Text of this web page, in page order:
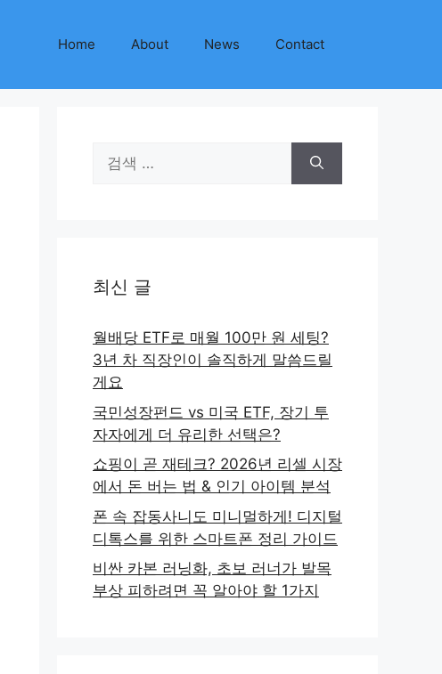
Home About News Contact
색:
최신 글
월배당 ETF로 매월 100만 원 세팅?
3년 차 직장인이 솔직하게 말씀드릴
게요
국민성장펀드 vs 미국 ETF, 장기 투
자자에게 더 유리한 선택은?
쇼핑이 곧 재테크? 2026년 리셀 시장
에서 돈 버는 법 & 인기 아이템 분석
폰 속 잡동사니도 미니멀하게! 디지털
디톡스를 위한 스마트폰 정리 가이드
비싼 카본 러닝화, 초보 러너가 발목
부상 피하려면 꼭 알아야 할 1가지